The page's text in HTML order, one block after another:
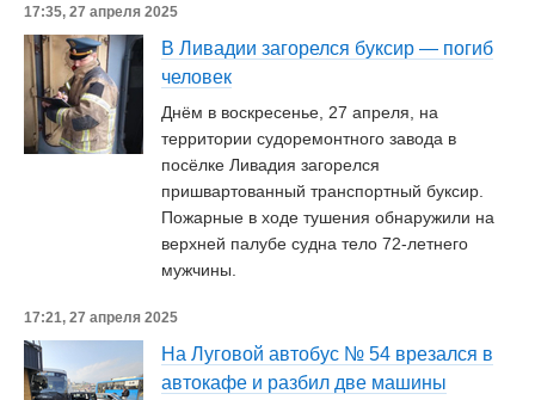
17:35, 27 апреля 2025
В Ливадии загорелся буксир — погиб
человек
Днём в воскресенье, 27 апреля, на
территории судоремонтного завода в
посёлке Ливадия загорелся
пришвартованный транспортный буксир.
Пожарные в ходе тушения обнаружили на
верхней палубе судна тело 72-летнего
мужчины.
17:21, 27 апреля 2025
На Луговой автобус № 54 врезался в
автокафе и разбил две машины